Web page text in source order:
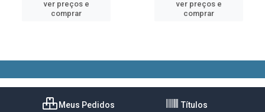
ver preços e
comprar
ver preços e
comprar
Meus Pedidos Títulos